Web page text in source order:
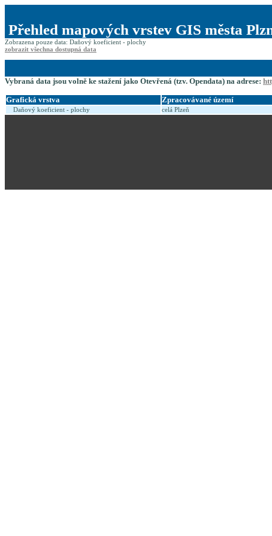
Přehled mapových vrstev GIS města
Zobrazena pouze data: Daňový koeficient - plochy
zobrazit všechna dostupná data
Vybraná data jsou volně ke stažení jako Otevřená (tzv. Opendata) na adrese:
Grafická vrstva Zpracovávané území
Daňový koeficient - plochy celá Plzeň